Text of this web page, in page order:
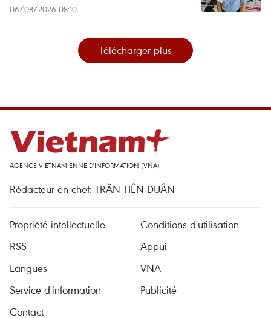
06/08/2026 08:10
Télécharger plus
AGENCE VIETNAMIENNE D'INFORMATION (VNA)
Rédacteur en chef: TRÂN TIÊN DUÂN
Propriété intellectuelle
Conditions d'utilisation
RSS
Appui
Langues
VNA
Service d'information
Publicité
Contact